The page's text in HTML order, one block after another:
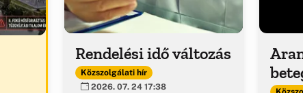
Rendelési idő változás
Közszolgálati hír
2026. 07. 24 17:38